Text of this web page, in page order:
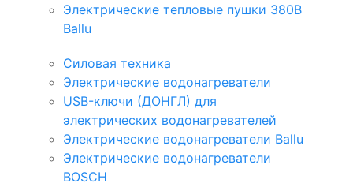
Электрические тепловые пушки 380В
Ballu
Силовая техника
Электрические водонагреватели
USB-ключи (ДОНГЛ) для
электрических водонагревателей
Электрические водонагреватели Ballu
Электрические водонагреватели
BOSCH